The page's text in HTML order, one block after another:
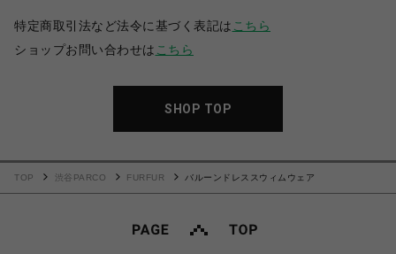
特定商取引法など法令に基づく表記は こちら
ショップお問い合わせは こちら
SHOP TOP
TOP 渋谷PARCO FURFUR バルーンドレススウィムウェア